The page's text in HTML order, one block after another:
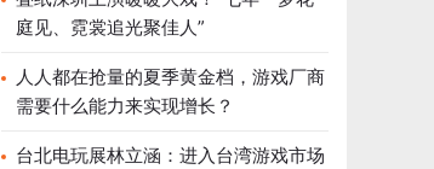
庭见、霓裳追光聚佳人”
人人都在抢量的夏季黄金档，游戏厂商
需要什么能力来实现增长？
台北电玩展林立涵：进入台湾游戏市场